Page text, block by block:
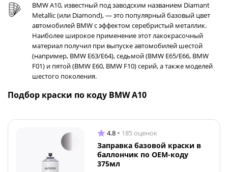
BMW A10, известный под заводским названием Diamant
Metallic (или Diamond), — это популярный базовый цвет
автомобилей BMW с эффектом серебристый металлик.
Наиболее широкое применение этот лакокрасочный
материал получил при выпуске автомобилей шестой
(например, BMW E63/E64), седьмой (BMW E65/E66, BMW
F01) и пятой (BMW E60, BMW F10) серий, а также моделей
шестого поколения.
Подбор краски по коду BMW A10
4.8 185 оценок
Заправка базовой краски в
баллончик по OEM-коду
375мл